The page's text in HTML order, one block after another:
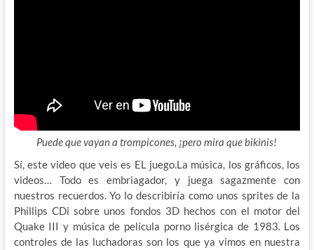
Puede que vayan a trompicones, ¡pero mira que bikinis!
Sí, este video que veis es EL juego.La música, los gráficos, los
videos… Todo es embriagador, y juega sagazmente con
nuestros recuerdos. Yo lo describiría como unos sprites de la
Phillips CDi sobre unos fondos 3D hechos con el motor del
Quake III y música de película porno lisérgica de 1983. Los
controles de las luchadoras son los que ya vimos en nuestra